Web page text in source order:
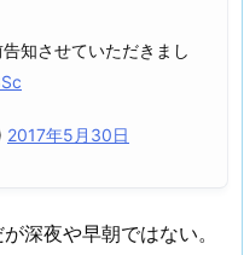
知させていただきまし
2017年5月30日
深夜や早朝ではない。